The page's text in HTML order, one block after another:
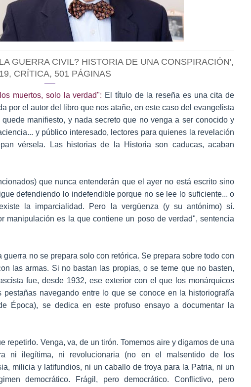
GUERRA CIVIL? HISTORIA DE UNA CONSPIRACIÓN',
CRÍTICA, 501 PÁGINAS
muertos, solo la verdad": El título de la reseña es una cita de
por el autor del libro que nos atañe, en este caso del evangelista
manifiesto, y nada secreto que no venga a ser conocido y
y público interesado, lectores para quienes la revelación
vérsela. Las historias de la Historia son caducas, acaban
que nunca entenderán que el ayer no está escrito sino
defendiendo lo indefendible porque no se lee lo suficiente... o
la imparcialidad. Pero la vergüenza (y su antónimo) sí.
manipulación es la que contiene un poso de verdad", sentencia
no se prepara solo con retórica. Se prepara sobre todo con
las armas. Si no bastan las propias, o se teme que no basten,
fue, desde 1932, ese exterior con el que los monárquicos
pestañas navegando entre lo que se conoce en la historiografía
Época), se dedica en este profuso ensayo a documentar la
repetirlo. Venga, va, de un tirón. Tomemos aire y digamos de una
ni ilegítima, ni revolucionaria (no en el malsentido de los
milicia y latifundios, ni un caballo de troya para la Patria, ni un
democrático. Frágil, pero democrático. Conflictivo, pero